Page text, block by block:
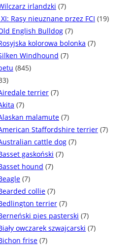
irlandzki (7)
Rasy nieuznane przez FCI (19)
English Bulldog (7)
kolorowa bolonka (7)
Windhound (7)
(845)
terrier (7)
(7)
malamute (7)
Staffordshire terrier (7)
cattle dog (7)
gaskoński (7)
hound (7)
(7)
collie (7)
terrier (7)
pies pasterski (7)
owczarek szwajcarski (7)
frise (7)